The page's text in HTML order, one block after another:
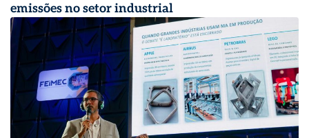
emissões no setor industrial